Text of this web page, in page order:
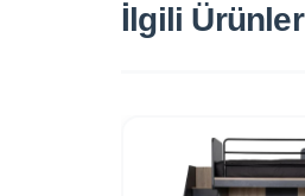
İlgili Ürünler